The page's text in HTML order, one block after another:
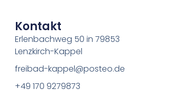
Kontakt
Erlenbachweg 50 in 79853
Lenzkirch-Kappel
freibad-kappel@posteo.de
+49 170 9279873